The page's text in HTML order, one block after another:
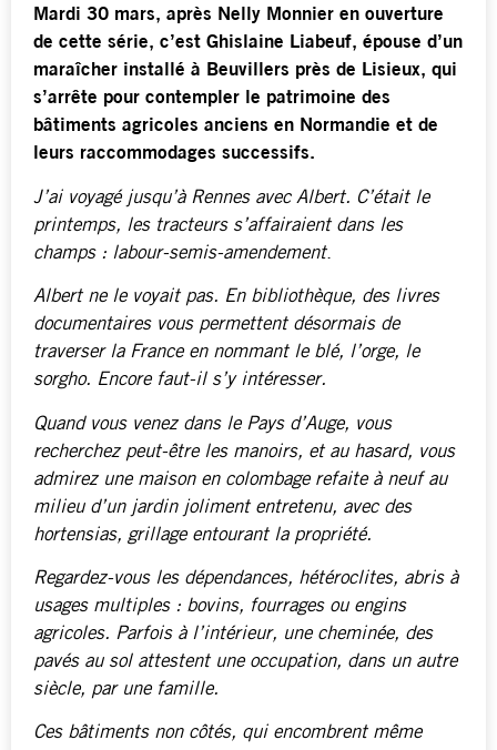
Mardi 30 mars, après Nelly Monnier en ouverture
de cette série, c’est Ghislaine Liabeuf, épouse d’un
maraîcher installé à Beuvillers près de Lisieux, qui
s’arrête pour contempler le patrimoine des
bâtiments agricoles anciens en Normandie et de
leurs raccommodages successifs.
J’ai voyagé jusqu’à Rennes avec Albert. C’était le
printemps, les tracteurs s’affairaient dans les
champs : labour-semis-amendement.
Albert ne le voyait pas. En bibliothèque, des livres
documentaires vous permettent désormais de
traverser la France en nommant le blé, l’orge, le
sorgho. Encore faut-il s’y intéresser.
Quand vous venez dans le Pays d’Auge, vous
recherchez peut-être les manoirs, et au hasard, vous
admirez une maison en colombage refaite à neuf au
milieu d’un jardin joliment entretenu, avec des
hortensias, grillage entourant la propriété.
Regardez-vous les dépendances, hétéroclites, abris à
usages multiples : bovins, fourrages ou engins
agricoles. Parfois à l’intérieur, une cheminée, des
pavés au sol attestent une occupation, dans un autre
siècle, par une famille.
Ces bâtiments non côtés, qui encombrent même